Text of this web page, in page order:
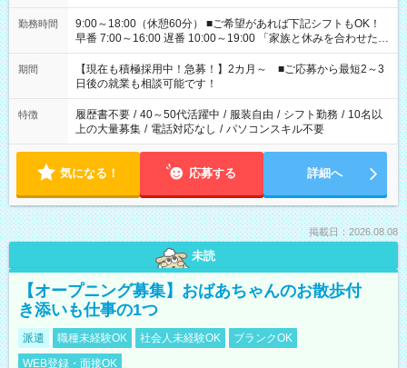
勤務時間
9:00～18:00（休憩60分） ■ご希望があれば下記シフトもOK！
早番 7:00～16:00 遅番 10:00～19:00 「家族と休みを合わせた
い」 「余裕を持って夕飯の準備がしたい」 「できれば残業はし
たくない」 など、ご希望を教えてくださいね。 ※Wワーク希望
の方へ 今ご覧のお仕事で希望する勤務時間と、もう1つのお仕事
の勤務時間。 合計で週40時間を超える場合は応募できません。
期間
【現在も積極採用中！急募！】2カ月～ ■ご応募から最短2～3
日後の就業も相談可能です！
特徴 履歴書不要 / 40～50代活躍中 / 服装自由 / シフト勤務 / 10名以
上の大量募集 / 電話対応なし / パソコンスキル不要
気になる！ 応募する 詳細へ
掲載日：2026.08.08
未読
【オープニング募集】おばあちゃんのお散歩付
き添いも仕事の1つ
派遣 職種未経験OK 社会人未経験OK
ブランクOK
WEB登録・面接OK